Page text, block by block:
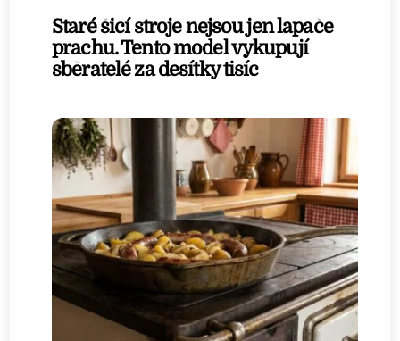
Staré šicí stroje nejsou jen lapače
prachu. Tento model vykupují
sběratelé za desítky tisíc